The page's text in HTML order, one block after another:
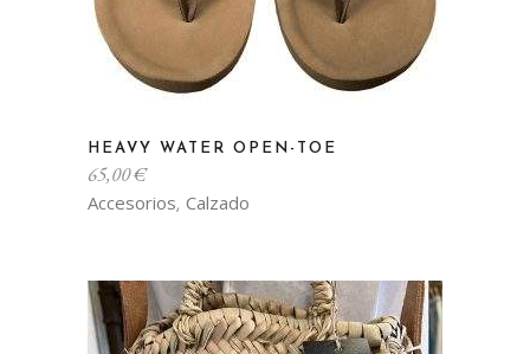
Las
opciones
se
Accesorios, Calzado
HEAVY WATER OPEN-TOE
65,00€